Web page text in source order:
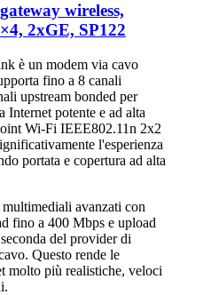
wireless,
2xGE, SP122
è un modem via cavo
fino a 8 canali
upstream bonded per
Internet potente e ad alta
Wi-Fi IEEE802.11n 2x2
l'esperienza
portata e copertura ad alta
avanzati con
fino a 400 Mbps e upload
del provider di
Questo rende le
molto più realistiche, veloci